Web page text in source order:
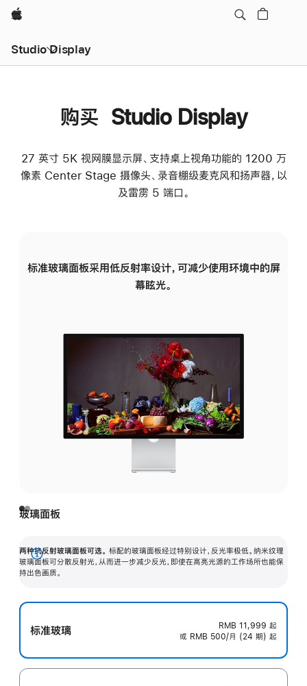
Apple
Studio Display
购买 Studio Display
27 英寸 5K 视网膜显示屏、支持桌上视角功能的 1200 万
像素 Center Stage 摄像头、录音棚级麦克风和扬声器，以
及雷雳 5 端口。
标准玻璃面板采用低反射率设计，可减少使用环境中的屏
幕眩光。
玻璃面板
两种抗反射玻璃面板可选。 标配的玻璃面板经过特别设计，反光率极低。纳米纹理
玻璃面板可分散反射光，从而进一步减少反光，即使在高亮光源的工作场所也能保
持出色画质。
展
开
标准玻璃 RMB 11,999 起
或 RMB 500/月 (24 期) 起